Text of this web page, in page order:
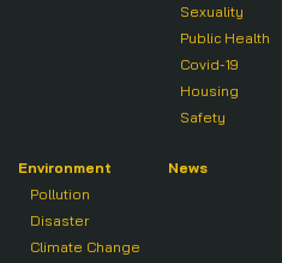
Sexuality
Public Health
Covid-19
Housing
Safety
Environment
Pollution
Disaster
Climate Change
News